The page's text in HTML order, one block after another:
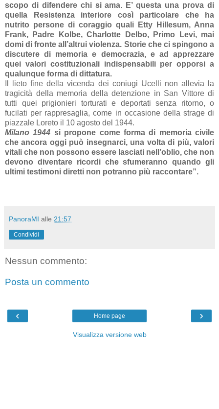
scopo di difendere chi si ama. E’ questa una prova di
quella Resistenza interiore così particolare che ha
nutrito persone di coraggio quali Etty Hillesum, Anna
Frank, Padre Kolbe, Charlotte Delbo, Primo Levi, mai
domi di fronte all’altrui violenza. Storie che ci spingono a
discutere di memoria e democrazia, e ad apprezzare
quei valori costituzionali indispensabili per opporsi a
qualunque forma di dittatura.
Il lieto fine della vicenda dei coniugi Ucelli non allevia la
tragicità della memoria della detenzione in San Vittore di
tutti quei prigionieri torturati e deportati senza ritorno, o
fucilati per rappresaglia, come in occasione della strage di
piazzale Loreto il 10 agosto del 1944.
Milano 1944 si propone come forma di memoria civile
che ancora oggi può insegnarci, una volta di più, valori
vitali che non possono essere lasciati nell’oblio, che non
devono diventare ricordi che sfumeranno quando gli
ultimi testimoni diretti non potranno più raccontare”.
PanoraMI alle 21:57
Condividi
Nessun commento:
Posta un commento
‹ ›
Home page
Visualizza versione web